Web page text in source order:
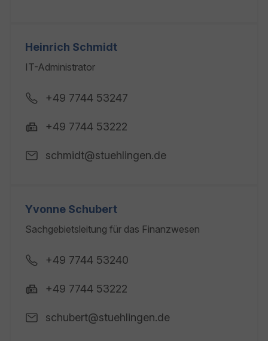
Heinrich Schmidt
IT-Administrator
+49 7744 53247
+49 7744 53222
schmidt@stuehlingen.de
Yvonne Schubert
Sachgebietsleitung für das Finanzwesen
+49 7744 53240
+49 7744 53222
schubert@stuehlingen.de